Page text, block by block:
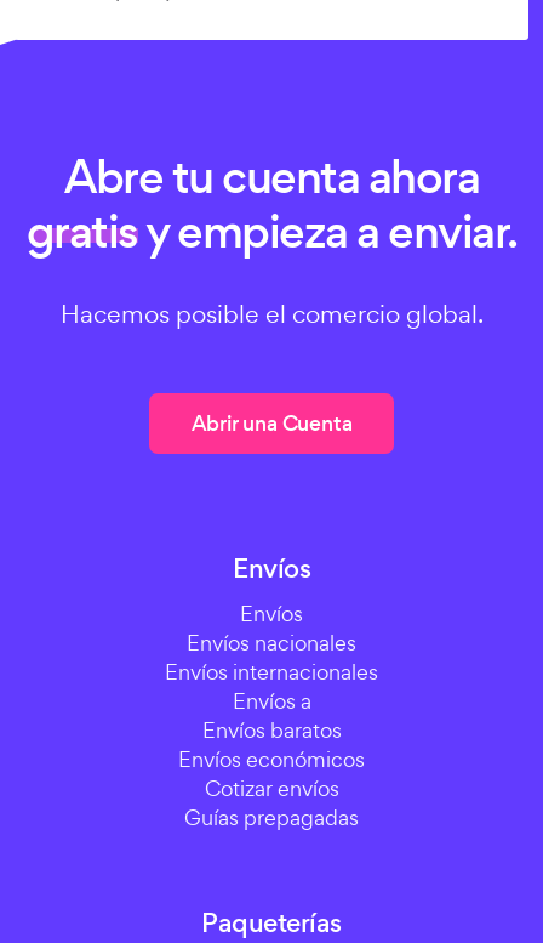
Abre tu cuenta ahora
gratisy empieza a enviar.
Hacemos posible el comercio global.
Abrir una Cuenta
Envíos
Envíos
Envíos nacionales
Envíos internacionales
Envíos a
Envíos baratos
Envíos económicos
Cotizar envíos
Guías prepagadas
Paqueterías